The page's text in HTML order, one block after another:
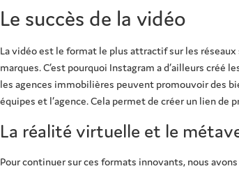
Le succès de la vidéo
La vidéo est le format le plus attractif sur les
marques. C’est pourquoi Instagram a d’ailleurs
les agences immobilières peuvent promouvoir des
équipes et l’agence. Cela permet de créer un lien
La réalité virtuelle et le
Pour continuer sur ces formats innovants, nous